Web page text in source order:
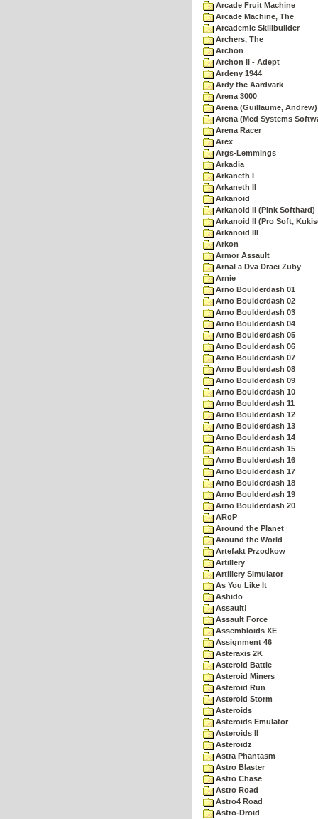
Arcade Fruit Machine
Arcade Machine, The
Arcademic Skillbuilder
Archers, The
Archon
Archon II - Adept
Ardeny 1944
Ardy the Aardvark
Arena 3000
Arena (Guillaume, Andrew)
Arena (Med Systems
Arena Racer
Arex
Args-Lemmings
Arkadia
Arkaneth I
Arkaneth II
Arkanoid
Arkanoid II (Pink Softhard)
Arkanoid II (Pro Soft,
Arkanoid III
Arkon
Armor Assault
Arnal a Dva Draci Zuby
Arnie
Arno Boulderdash 01
Arno Boulderdash 02
Arno Boulderdash 03
Arno Boulderdash 04
Arno Boulderdash 05
Arno Boulderdash 06
Arno Boulderdash 07
Arno Boulderdash 08
Arno Boulderdash 09
Arno Boulderdash 10
Arno Boulderdash 11
Arno Boulderdash 12
Arno Boulderdash 13
Arno Boulderdash 14
Arno Boulderdash 15
Arno Boulderdash 16
Arno Boulderdash 17
Arno Boulderdash 18
Arno Boulderdash 19
Arno Boulderdash 20
ARoP
Around the Planet
Around the World
Artefakt Przodkow
Artillery
Artillery Simulator
As You Like It
Ashido
Assault!
Assault Force
Assembloids XE
Assignment 46
Asteraxis 2K
Asteroid Battle
Asteroid Miners
Asteroid Run
Asteroid Storm
Asteroids
Asteroids Emulator
Asteroids II
Asteroidz
Astra Phantasm
Astro Blaster
Astro Chase
Astro Road
Astro4 Road
Astro-Droid